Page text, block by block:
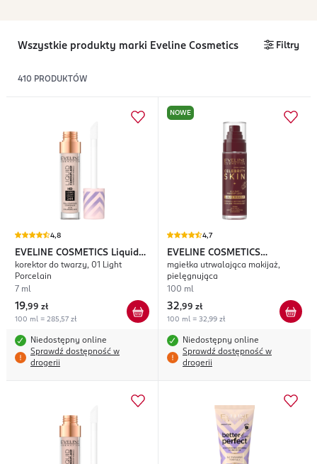
Wszystkie produkty marki Eveline Cosmetics Filtry
410 PRODUKTÓW
4,8
EVELINE COSMETICS Liquid
Camouflage
korektor do twarzy, 01 Light
Porcelain
7 ml
19,99 zł
100 ml = 285,57 zł
Niedostępny online
Sprawdź dostępność w
drogerii
NOWE
4,7
EVELINE COSMETICS
Celebrity Skin
mgiełka utrwalająca makijaż,
pielęgnująca
100 ml
32,99 zł
100 ml = 32,99 zł
Niedostępny online
Sprawdź dostępność w
drogerii